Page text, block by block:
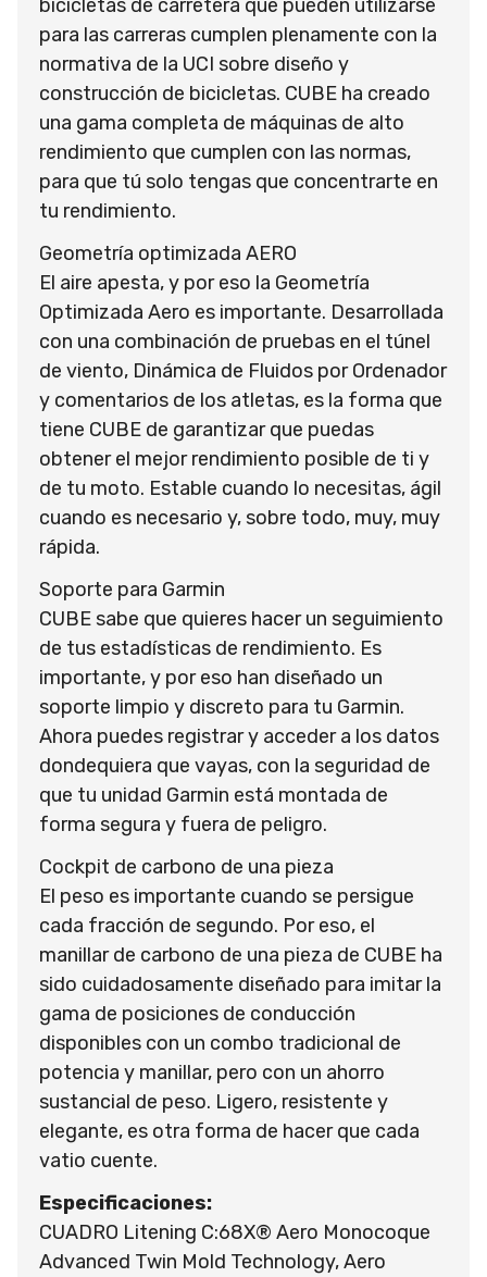
bicicletas de carretera que pueden utilizarse
para las carreras cumplen plenamente con la
normativa de la UCI sobre diseño y
construcción de bicicletas. CUBE ha creado
una gama completa de máquinas de alto
rendimiento que cumplen con las normas,
para que tú solo tengas que concentrarte en
tu rendimiento.
Geometría optimizada AERO
El aire apesta, y por eso la Geometría
Optimizada Aero es importante. Desarrollada
con una combinación de pruebas en el túnel
de viento, Dinámica de Fluidos por Ordenador
y comentarios de los atletas, es la forma que
tiene CUBE de garantizar que puedas
obtener el mejor rendimiento posible de ti y
de tu moto. Estable cuando lo necesitas, ágil
cuando es necesario y, sobre todo, muy, muy
rápida.
Soporte para Garmin
CUBE sabe que quieres hacer un seguimiento
de tus estadísticas de rendimiento. Es
importante, y por eso han diseñado un
soporte limpio y discreto para tu Garmin.
Ahora puedes registrar y acceder a los datos
dondequiera que vayas, con la seguridad de
que tu unidad Garmin está montada de
forma segura y fuera de peligro.
Cockpit de carbono de una pieza
El peso es importante cuando se persigue
cada fracción de segundo. Por eso, el
manillar de carbono de una pieza de CUBE ha
sido cuidadosamente diseñado para imitar la
gama de posiciones de conducción
disponibles con un combo tradicional de
potencia y manillar, pero con un ahorro
sustancial de peso. Ligero, resistente y
elegante, es otra forma de hacer que cada
vatio cuente.
Especificaciones:
CUADRO Litening C:68X® Aero Monocoque
Advanced Twin Mold Technology, Aero